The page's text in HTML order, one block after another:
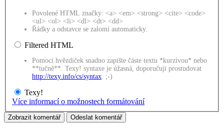
Povolené HTML značky: <a> <em> <strong> <cite> <code>
<ul> <ol> <li> <dl> <dt> <dd>
Řádky a odstavce se zalomí automaticky.
Filtered HTML
Pomocí hvězdiček snadno zapište částe textu *kurzívou* nebo
**tučně**. Texy! syntaxe je úžasná, doporučuji prostudovat
http://texy.info/cs/syntax . ;-)
Texy!
Více informací o možnostech formátování